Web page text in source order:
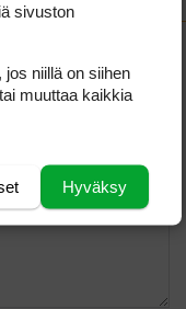
sivuston
niillä on siihen
muuttaa kaikkia
Hyväksy